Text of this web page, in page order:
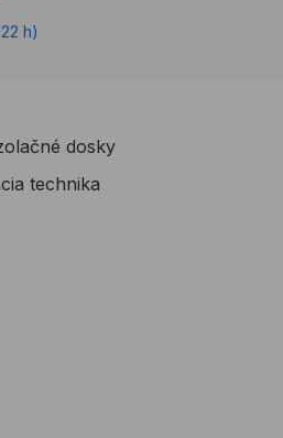
h)
dosky
technika